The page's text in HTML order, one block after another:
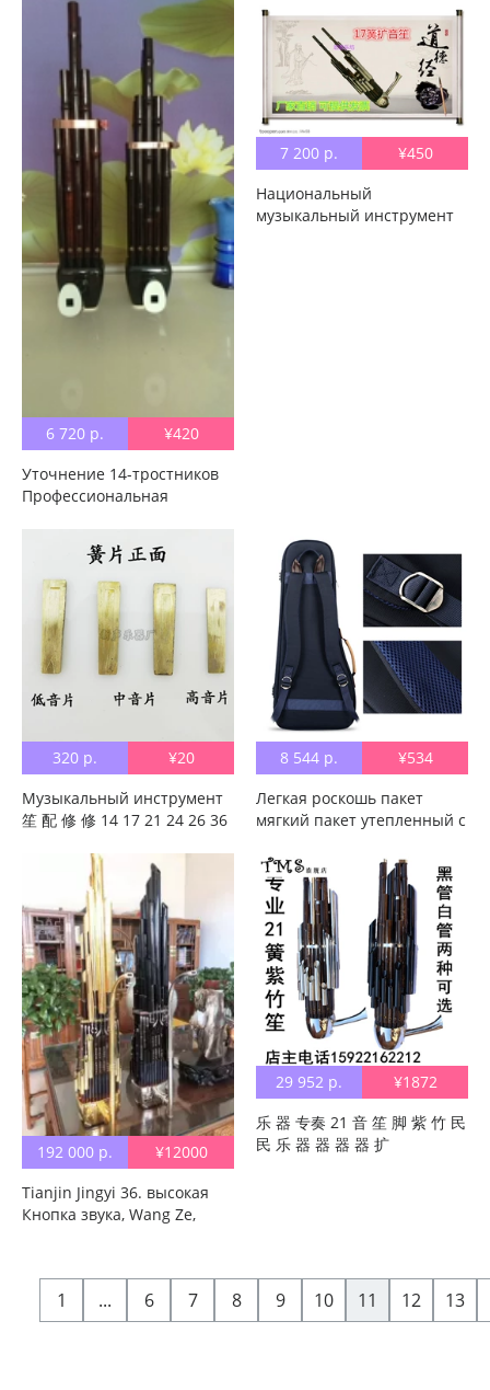
配 配 笙 пакет
Профессиональный ремень
6 720 р.
¥420
Уточнение 14-тростников
Профессиональная
использует похвалу
Национального
музыкального инструмента
7 200 р.
¥450
Национальный
музыкальный инструмент
320 р.
¥20
Музыкальный инструмент
笙 配 修 修 14 17 21 24 26 36
8 544 р.
¥534
Легкая роскошь пакет
мягкий пакет утепленный с
Двойная версия Шенг
Сумка Шэн Шэн Шэн пакет
192 000 р.
¥12000
Tianjin Jingyi 36. высокая
Кнопка звука, Wang Ze,
Test. детские использовать
высокая Тема
29 952 р.
¥1872
乐 器 专奏 21 音 ​​笙 脚 紫 竹 民
民 乐 器 器 器 器 扩
1 ... 6 7 8 9 10 11 12 13